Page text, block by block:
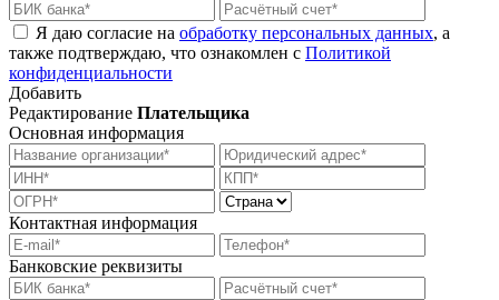
Я даю согласие на обработку персональных данных, а
также подтверждаю, что ознакомлен с Политикой
конфиденциальности
Добавить
Редактирование Плательщика
Основная информация
Контактная информация
Банковские реквизиты